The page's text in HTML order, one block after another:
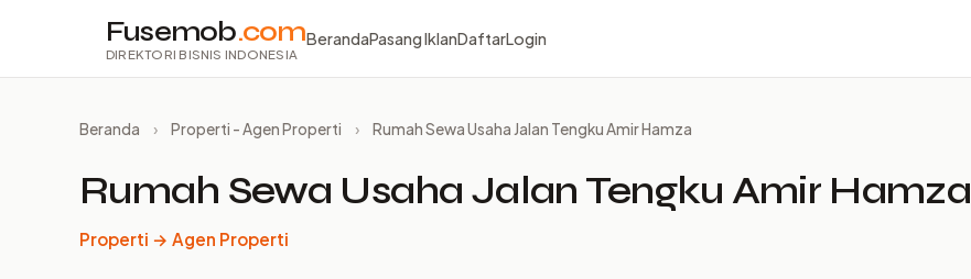
Fusemob.com
DIREKTORI BISNIS INDONESIA
BerandaPasang IklanDaftarLogin
Beranda › Properti - Agen Properti › Rumah Sewa Usaha Jalan Tengku Amir Hamza
Rumah Sewa Usaha Jalan Tengku Amir Hamza
Properti → Agen Properti